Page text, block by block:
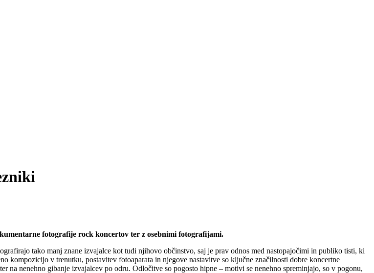
fotografije rock koncertov ter z osebnimi fotografijami.
tako manj znane izvajalce kot tudi njihovo občinstvo, saj je prav odnos med nastopajočimi in publiko tisti, ki
kompozicijo v trenutku, postavitev fotoaparata in njegove nastavitve so ključne značilnosti dobre koncertne
na nenehno gibanje izvajalcev po odru. Odločitve so pogosto hipne – motivi se nenehno spreminjajo, so v pogonu,